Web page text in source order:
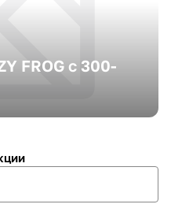
FROG с 300-